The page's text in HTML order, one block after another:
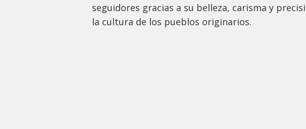
seguidores gracias a su belleza, carisma y
la cultura de los pueblos originarios.